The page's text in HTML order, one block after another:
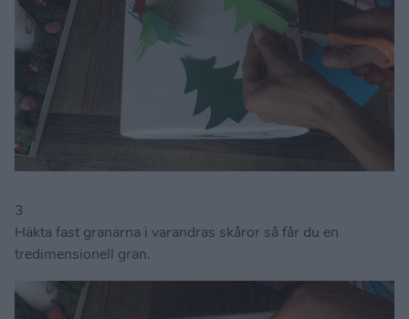
3
Häkta fast granarna i varandras skåror så får du en
tredimensionell gran.